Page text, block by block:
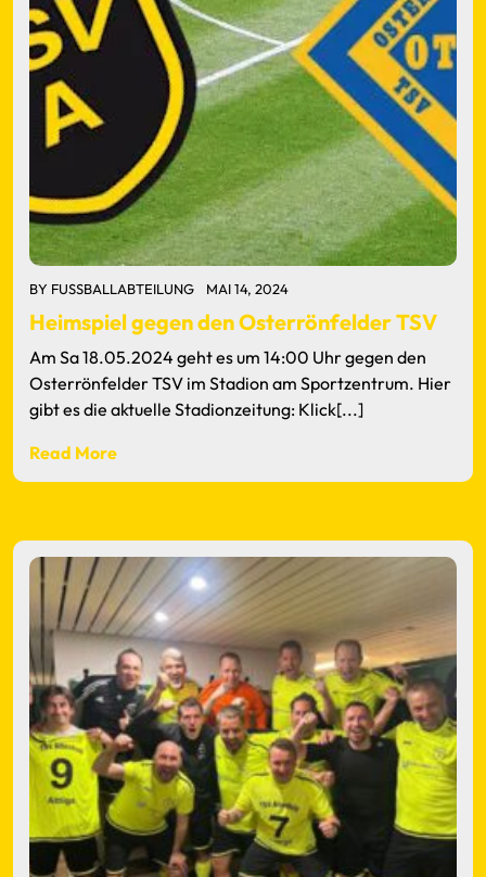
BY FUSSBALLABTEILUNG MAI 14, 2024
Heimspiel gegen den Osterrönfelder TSV
Am Sa 18.05.2024 geht es um 14:00 Uhr gegen den
Osterrönfelder TSV im Stadion am Sportzentrum. Hier
gibt es die aktuelle Stadionzeitung: Klick[...]
Read More